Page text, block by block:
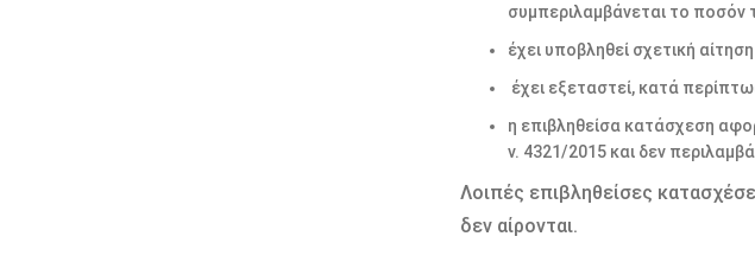
συμπεριλαμβάνεται το
έχει υποβληθεί σχετική
έχει εξεταστεί, κατά
η επιβληθείσα κατάσχεση
ν. 4321/2015 και δεν
Λοιπές επιβληθείσες
δεν αίρονται.